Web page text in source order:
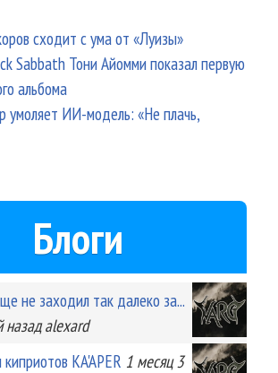
сходит с ума от «Луизы»
Sabbath Тони Айомми показал первую
альбома
умоляет ИИ-модель: «Не плачь,
Блоги
не заходил так далеко за...
назад alexard
KA'APER 1 месяц 3